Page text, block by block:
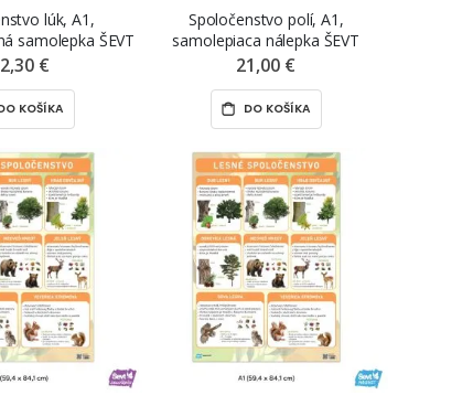
lúk, A1,
samolepka ŠEVT
print
€
KOŠÍKA
Spoločenstvo polí, A1,
samolepiaca nálepka ŠEVT
samolepka
21,00 €
DO KOŠÍKA